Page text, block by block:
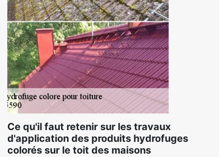
Ce qu'il faut retenir sur les travaux
d'application des produits hydrofuges
colorés sur le toit des maisons